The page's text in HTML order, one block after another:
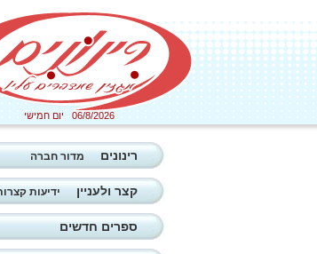
06/8/2026 יום חמישי
רינונים מדור חברה
קצר ולעניין ידיעות
ספרים חדשים